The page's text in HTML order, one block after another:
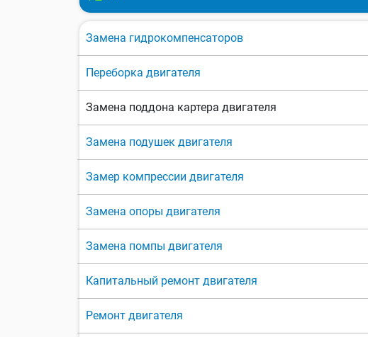
Замена гидрокомпенсаторов
Переборка двигателя
Замена поддона картера двигателя
Замена подушек двигателя
Замер компрессии двигателя
Замена опоры двигателя
Замена помпы двигателя
Капитальный ремонт двигателя
Ремонт двигателя